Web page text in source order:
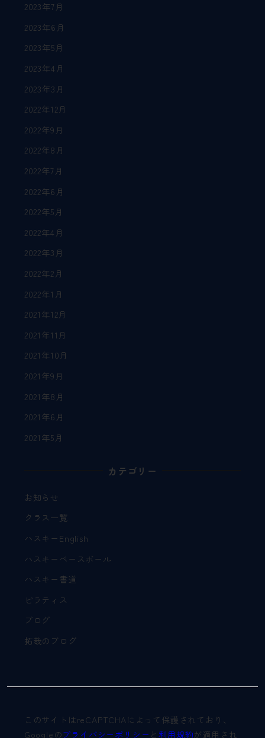
2023年7月
2023年6月
2023年5月
2023年4月
2023年3月
2022年12月
2022年9月
2022年8月
2022年7月
2022年6月
2022年5月
2022年4月
2022年3月
2022年2月
2022年1月
2021年12月
2021年11月
2021年10月
2021年9月
2021年8月
2021年6月
2021年5月
カテゴリー
お知らせ
クラス一覧
ハスキーEnglish
ハスキーベースボール
ハスキー書道
ピラティス
ブログ
拓哉のブログ
このサイトはreCAPTCHAによって保護されており、
Googleのプライバシーポリシー と利用規約が適用され